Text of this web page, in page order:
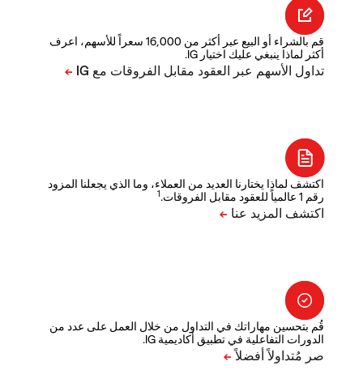
قم بالشراء أو البيع عبر أكثر من 16,000 سعراً للأسهم، اعرف
أكثر لماذا ينبغي عليك اختيار IG.
اكتشف لماذا يختارنا العديد من العملاء، وما الذي يجعلنا المزود
رقم 1 عالمياً للعقود مقابل الفروقات.
1
قُم بتحسين مهاراتك في التداول من خلال العمل على عدد من
الدورات التفاعلية في تطبيق أكاديمية IG.